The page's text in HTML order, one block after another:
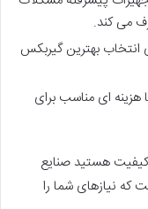
می کند.
انتخاب بهترین گیربکس
هزینه ای مناسب برای
هستیدصنایع
که نیازهای شما را